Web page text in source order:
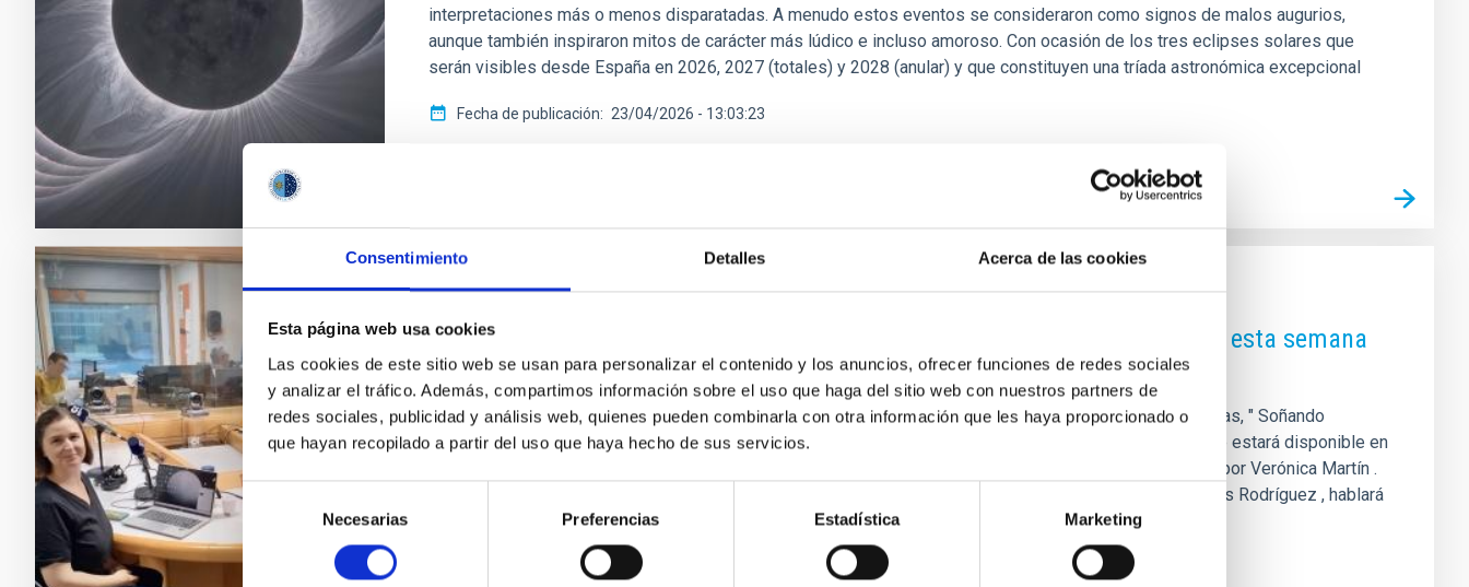
Consentimiento Detalles Acerca de las cookies
Esta página web usa cookies
Las cookies de este sitio web se usan para personalizar el contenido y los anuncios, ofrecer funciones de redes sociales
y analizar el tráfico. Además, compartimos información sobre el uso que haga del sitio web con nuestros partners de
redes sociales, publicidad y análisis web, quienes pueden combinarla con otra información que les haya proporcionado o
que hayan recopilado a partir del uso que haya hecho de sus servicios.
Selección
consentimiento
Necesarias Preferencias Estadística Marketing
interpretaciones más o menos disparatadas. A menudo estos eventos se consideraron como signos de malos augurios,
aunque también inspiraron mitos de carácter más lúdico e incluso amoroso. Con ocasión de los tres eclipses solares que
serán visibles desde España en 2026, 2027 (totales) y 2028 (anular) y que constituyen una tríada astronómica excepcional
Fecha de publicación 23/04/2026 - 13:03:23
¿Qué tienen en común la Vía Láctea con sus galaxias ‘primas’? Descúbrelo esta semana
en "Soñando Estrellas"
El programa de divulgación científica del Instituto de Astrofísica de Canarias (IAC) en La Radio de Canarias, " Soñando
Estrellas" , emitirá su próximo episodio este viernes, 5 de diciembre, a las 22:30 horas, y posteriormente estará disponible en
plataformas digitales . E l espacio, de 30 minutos de duración aproximada , y está dirigido y presentado por Verónica Martín .
En este episodio, la investigadora del IAC y de la Universidad de La Laguna , Adriana de Lorenzo-Cáceres Rodríguez , hablará
de qué tienen en común nuestra galaxia, la Vía Láctea, con sus galaxias ‘primas’ similares a ella
Fecha de publicación 05/12/2025 - 16:42:16